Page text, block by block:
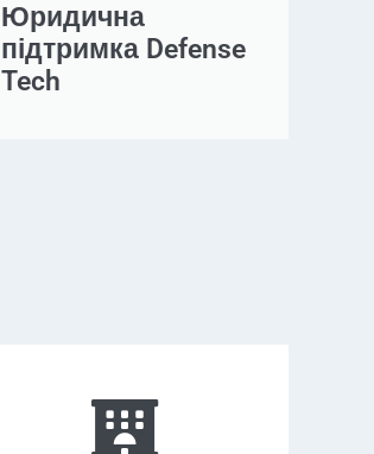
Юридична
підтримка Defense
Tech